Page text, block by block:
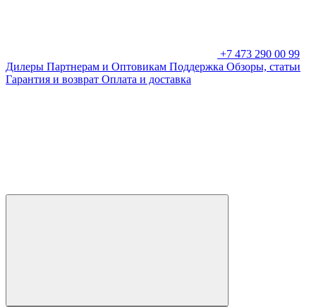
+7 473 290 00 99
Дилеры Партнерам и Оптовикам Поддержка Обзоры, статьи
Гарантия и возврат Оплата и доставка